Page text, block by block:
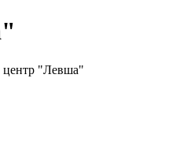
центр "Левша"